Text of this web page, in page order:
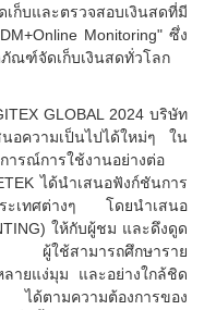
ก็บและตรวจสอบเงินสดที่มี
Monitoring" ซึ่ง
ณฑ์จัดเก็บเงินสดทั่วโลก
GLOBAL 2024 บริษัท
อความเป็นไปได้ใหม่ๆ ใน
ารณ์การใช้งานอย่างต่อ
ได้นำเสนอฟังก์ชันการ
ะเทศต่างๆ โดยนำเสนอ
ให้กับผู้ชม และดึงดูด
ผู้ใช้สามารถศึกษาราย
ายแง่มุม และอย่างใกล้ชิด
ได้ตามความต้องการของ